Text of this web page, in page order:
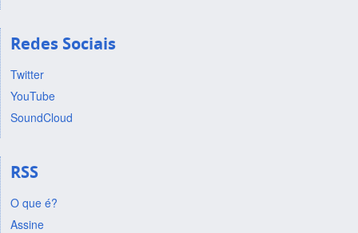
Redes Sociais
Twitter
YouTube
SoundCloud
RSS
O que é?
Assine